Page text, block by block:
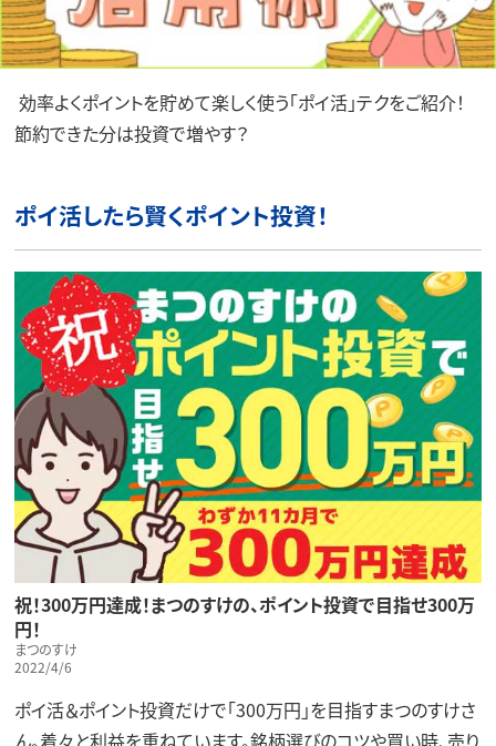
効率よくポイントを貯めて楽しく使う「ポイ活」テクをご紹介！
節約できた分は投資で増やす？
ポイ活したら賢くポイント投資！
祝！300万円達成！まつのすけの、ポイント投資で目指せ300万
円！
まつのすけ
2022/4/6
ポイ活＆ポイント投資だけで「300万円」を目指すまつのすけさ